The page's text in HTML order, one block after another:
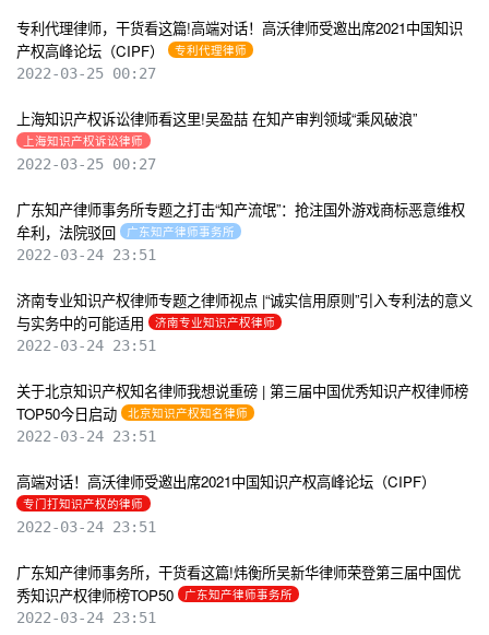
专利代理律师，干货看这篇!高端对话！高沃律师受邀出席2021中国知识
产权高峰论坛（CIPF）
专利代理律师
2022-03-25 00:27
上海知识产权诉讼律师看这里!吴盈喆 在知产审判领域“乘风破浪”
上海知识产权诉讼律师
2022-03-25 00:27
广东知产律师事务所专题之打击“知产流氓”：抢注国外游戏商标恶意维权
牟利，法院驳回
广东知产律师事务所
2022-03-24 23:51
济南专业知识产权律师专题之律师视点 |“诚实信用原则”引入专利法的意义
与实务中的可能适用
济南专业知识产权律师
2022-03-24 23:51
关于北京知识产权知名律师我想说重磅 | 第三届中国优秀知识产权律师榜
TOP50今日启动
北京知识产权知名律师
2022-03-24 23:51
高端对话！高沃律师受邀出席2021中国知识产权高峰论坛（CIPF）
专门打知识产权的律师
2022-03-24 23:51
广东知产律师事务所，干货看这篇!炜衡所吴新华律师荣登第三届中国优
秀知识产权律师榜TOP50
广东知产律师事务所
2022-03-24 23:51